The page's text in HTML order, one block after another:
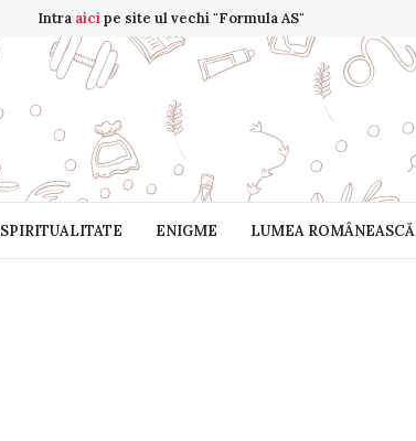
Intra aicipe site ul vechi "Formula AS"
SPIRITUALITATE ENIGME LUMEA ROMÂNEASCĂ